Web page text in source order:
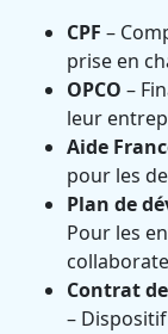
CPF –
prise en
OPCO –
leur
Aide
pour les
Plan de
Pour les
Contrat
–